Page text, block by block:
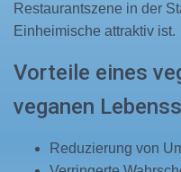
Restaurantszene in der
Einheimische attraktiv ist.
Vorteile eines
veganen
Reduzierung von